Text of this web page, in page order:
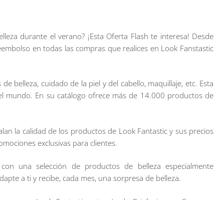
durante el verano? ¡Esta Oferta Flash te interesa! Desde
en todas las compras que realices en Look Fanstastic
belleza, cuidado de la piel y del cabello, maquillaje, etc. Esta
En su catálogo ofrece más de 14.000 productos de
la calidad de los productos de Look Fantastic y sus precios
exclusivas para clientes.
una selección de productos de belleza especialmente
a ti y recibe, cada mes, una sorpresa de belleza.